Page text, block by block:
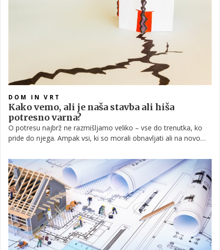
stroške. Zato, da je načrtovanje in samo delo lažje, gradbene
projekte običajno razdelimo na različne faze. Poznamo pet
osnovnih gradbenih faz. Kaj pomeni katera?
DOM IN VRT
Kako vemo, ali je naša stavba ali hiša
potresno varna?
O potresu najbrž ne razmišljamo veliko – vse do trenutka, ko
pride do njega. Ampak vsi, ki so morali obnavljati ali na novo
dobro vedo, kako pomembna je protipotresna varnost.